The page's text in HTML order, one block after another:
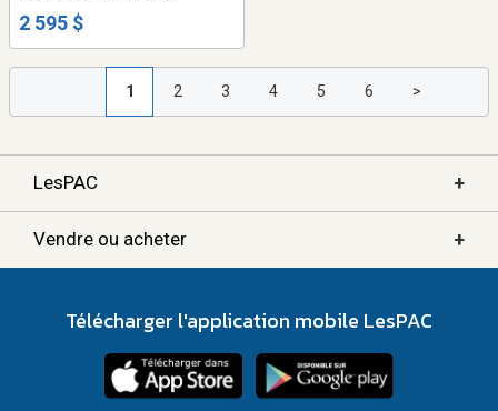
2026 (location temporaire
2 595 $
1 2 3 4 5 6 >
LesPAC +
Vendre ou acheter +
Télécharger l'application mobile LesPAC